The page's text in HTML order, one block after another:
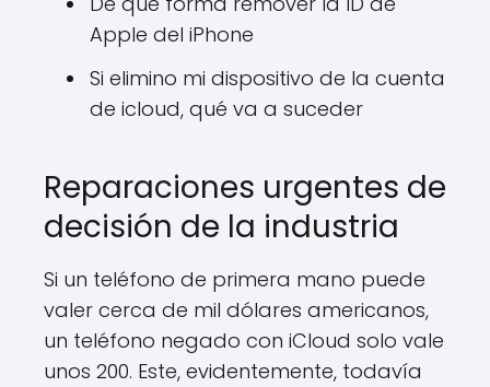
Apple del iPhone
Si elimino mi dispositivo de la cuenta
de icloud, qué va a suceder
Reparaciones urgentes de
decisión de la industria
Si un teléfono de primera mano puede
valer cerca de mil dólares americanos,
un teléfono negado con iCloud solo vale
unos 200. Este, evidentemente, todavía